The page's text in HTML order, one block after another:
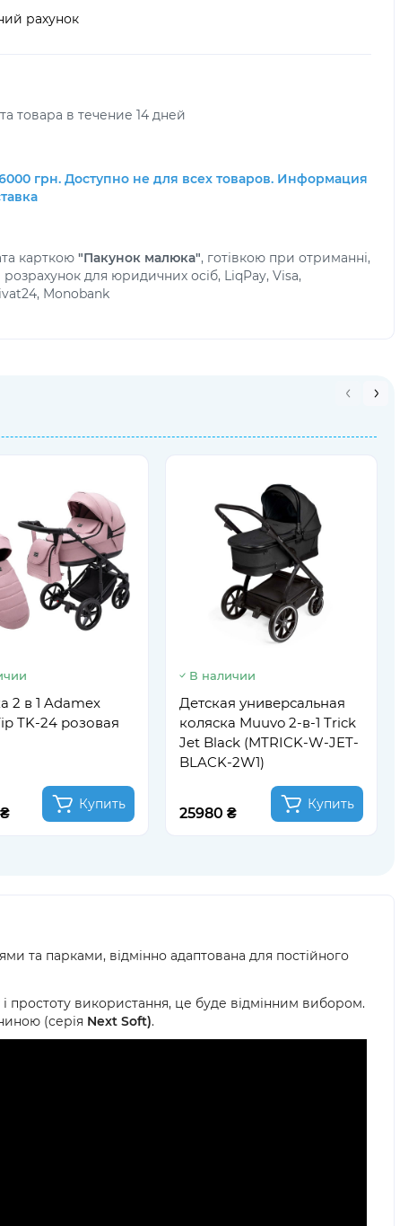
рахунок
товара в течение 14 дней
грн. Доступно не для всех товаров. Информация
карткою "Пакунок малюка", готівкою при отриманні,
розрахунок для юридичних осіб, LiqPay, Visa,
Monobank
2 в 1 Adamex
TK-24 розовая
Купить
В наличии
Детская универсальная
коляска Muuvo 2-в-1 Trick
Jet Black (MTRICK-W-JET-
BLACK-2W1)
25980 ₴
Купить
та парками, відмінно адаптована для постійного
простоту використання, це буде відмінним вибором.
(серія Next Soft).